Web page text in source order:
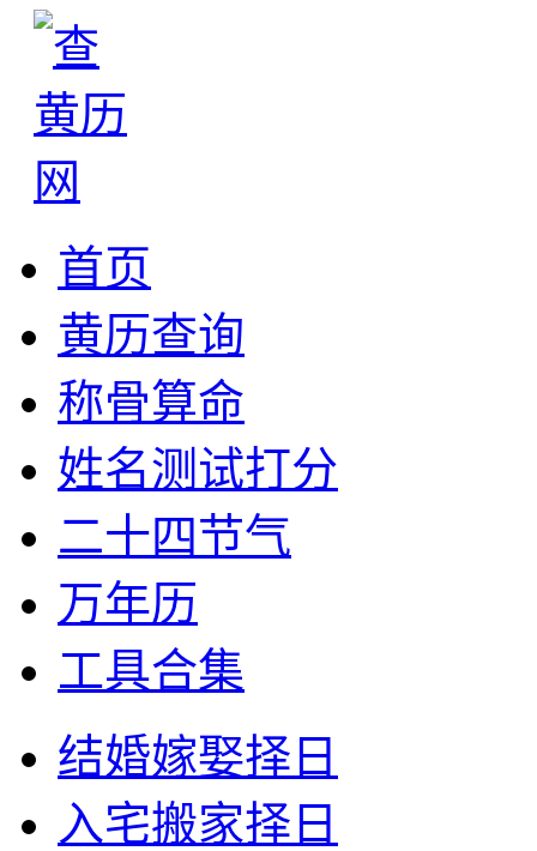
首页
黄历查询
称骨算命
姓名测试打分
二十四节气
万年历
工具合集
结婚嫁娶择日
入宅搬家择日